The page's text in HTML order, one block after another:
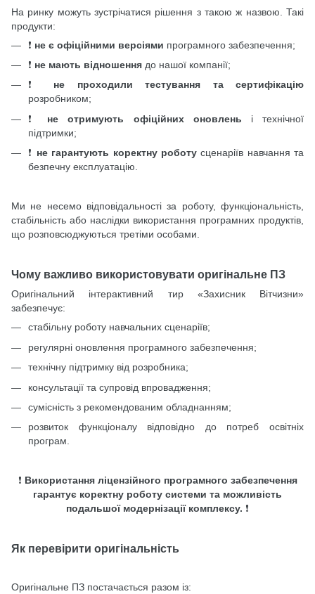
На ринку можуть зустрічатися рішення з такою ж назвою. Такі
продукти:
❗ не є офіційними версіями програмного забезпечення;
❗ не мають відношення до нашої компанії;
❗ не проходили тестування та сертифікацію
розробником;
❗ не отримують офіційних оновлень і технічної
підтримки;
❗ не гарантують коректну роботусценаріїв навчання та
безпечну експлуатацію.
Ми не несемо відповідальності за роботу, функціональність,
стабільність або наслідки використання програмних продуктів,
що розповсюджуються третіми особами.
Чому важливо використовувати оригінальне ПЗ
Оригінальний інтерактивний тир «Захисник Вітчизни»
забезпечує:
стабільну роботу навчальних сценаріїв;
регулярні оновлення програмного забезпечення;
технічну підтримку від розробника;
консультації та супровід впровадження;
сумісність з рекомендованим обладнанням;
розвиток функціоналу відповідно до потреб освітніх
програм.
❗ Використання ліцензійного програмного забезпечення
гарантує коректну роботу системи та можливість
подальшої модернізації комплексу. ❗
Як перевірити оригінальність
Оригінальне ПЗ постачається разом із: